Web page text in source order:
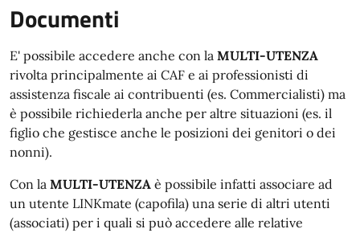
Documenti
E' possibile accedere anche con la MULTI-UTENZA
rivolta principalmente ai CAF e ai professionisti di
assistenza fiscale ai contribuenti (es. Commercialisti) ma
è possibile richiederla anche per altre situazioni (es. il
figlio che gestisce anche le posizioni dei genitori o dei
nonni).
Con la MULTI-UTENZA è possibile infatti associare ad
un utente LINKmate (capofila) una serie di altri utenti
(associati) per i quali si può accedere alle relative